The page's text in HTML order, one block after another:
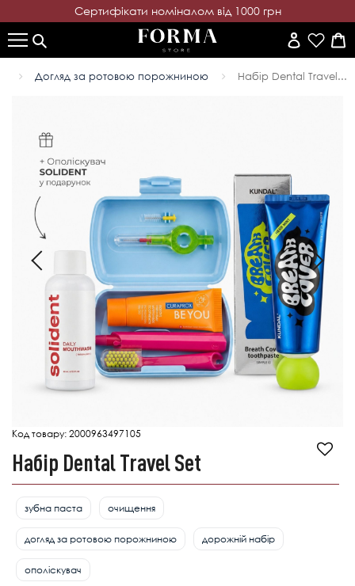
Cертифікати номіналом від 1000 грн
Догляд за ротовою порожниною Набір Dental Travel...
Код товару:2000963497105
Набір Dental Travel Set
зубна паста очищення
догляд за ротовою порожниною дорожній набір
ополіскувач